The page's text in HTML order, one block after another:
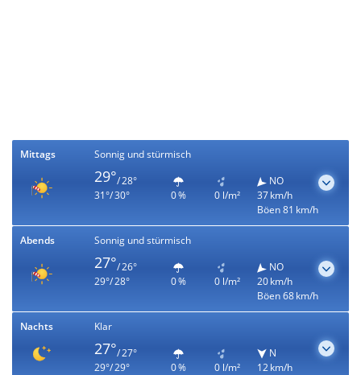
Mittags Sonnig und stürmisch
29°/ 28°
31°/ 30°
0 % 0 l/m²
NO
37 km/h
Böen 81 km/h
Abends Sonnig und stürmisch
27°/ 26°
29°/ 28°
0 % 0 l/m²
NO
20 km/h
Böen 68 km/h
Nachts Klar
27°/ 27°
29°/ 29°
0 % 0 l/m²
N
12 km/h